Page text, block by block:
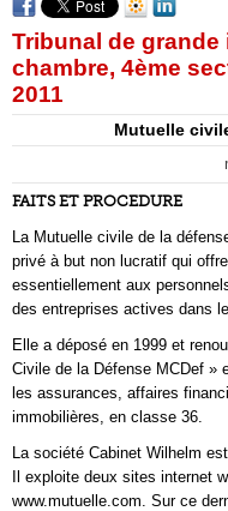
Tribunal de grande
chambre, 4ème
2011
Mutuelle
FAITS ET PROCEDURE
La Mutuelle civile de la
privé à but non lucratif qui
essentiellement aux
des entreprises actives dans
Elle a déposé en 1999 et
Civile de la Défense MCDef »
les assurances, affaires
immobilières, en classe 36.
La société Cabinet Wilhelm
Il exploite deux sites internet
www.mutuelle.com. Sur ce